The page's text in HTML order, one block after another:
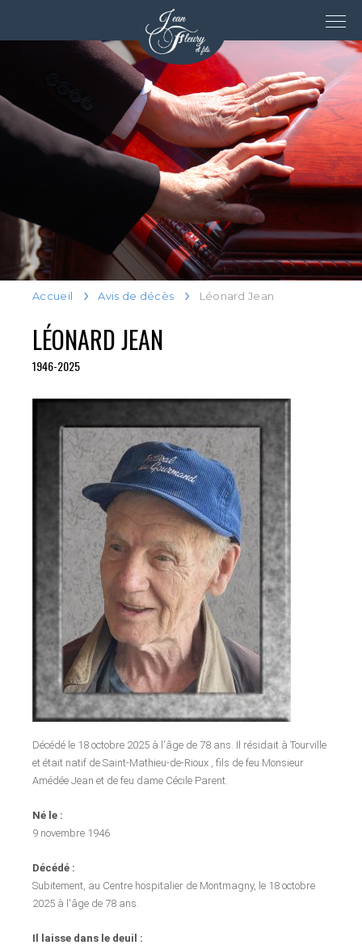
Accueil Avis de décès Léonard Jean
LÉONARD JEAN
1946-2025
Décédé le 18 octobre 2025 à l'âge de 78 ans. Il résidait à Tourville
et était natif de Saint-Mathieu-de-Rioux , fils de feu Monsieur
Amédée Jean et de feu dame Cécile Parent.
Né le :
9 novembre 1946
Décédé :
Subitement, au Centre hospitalier de Montmagny, le 18 octobre
2025 à l'âge de 78 ans.
Il laisse dans le deuil :